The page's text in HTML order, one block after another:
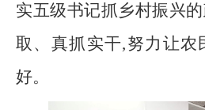
实五级书记抓乡村振兴
取、真抓实干,努力让农
好。